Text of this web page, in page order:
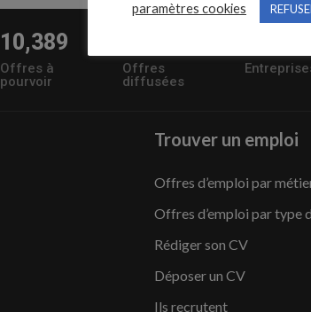
10,389
Offres à
pourvoir
Offres
diffusées
Trouver un emploi
Offres d’emploi par
Offres d’emploi par type
Rédiger son CV
Déposer un CV
Ils recrutent
paramètres cookies